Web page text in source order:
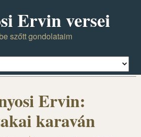
Ervin versei
szőtt gondolataim
Ervin:
karaván